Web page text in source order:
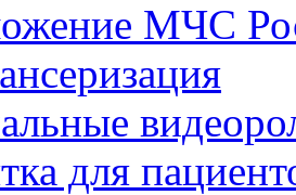
МЧС
для